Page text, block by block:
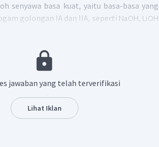
senyawa basa kuat, yaitu basa-basa yang
golongan IA dan IIA, seperti
,
adalah E.
jawaban yang telah terverifikasi
Lihat Iklan